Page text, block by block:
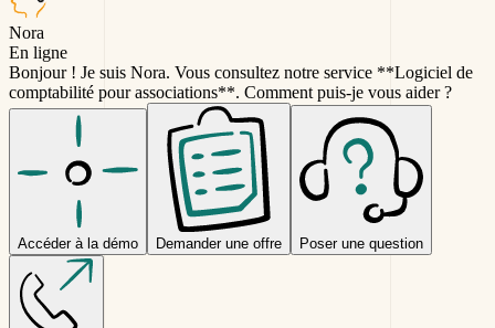
Nora
En ligne
Bonjour ! Je suis Nora. Vous consultez notre service **Logiciel de
comptabilité pour associations**. Comment puis-je vous aider ?
Accéder à la démo Demander une offre Poser une question